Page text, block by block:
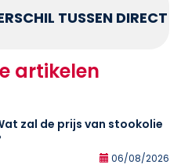
TUSSEN DIRECT
artikelen
zal de prijs van stookolie
06/08/2026